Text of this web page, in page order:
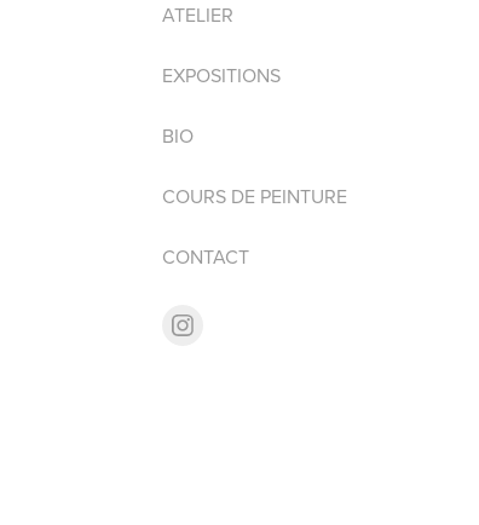
ATELIER
EXPOSITIONS
BIO
COURS DE PEINTURE
CONTACT